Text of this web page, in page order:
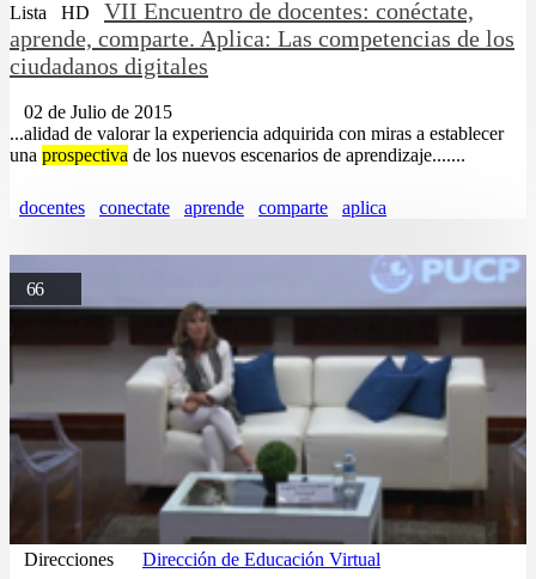
Lista HD
VII Encuentro de docentes: conéctate,
aprende, comparte. Aplica: Las competencias de los
ciudadanos digitales
02 de Julio de 2015
...alidad de valorar la experiencia adquirida con miras a establecer
una prospectiva de los nuevos escenarios de aprendizaje.......
docentes conectate aprende comparte aplica
66
Direcciones Dirección de Educación Virtual